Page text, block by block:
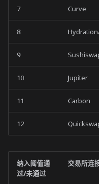
7 Curve
8
9
10 Jupiter
11 Carbon
12
纳入阈值通
过/未通过
交易所连